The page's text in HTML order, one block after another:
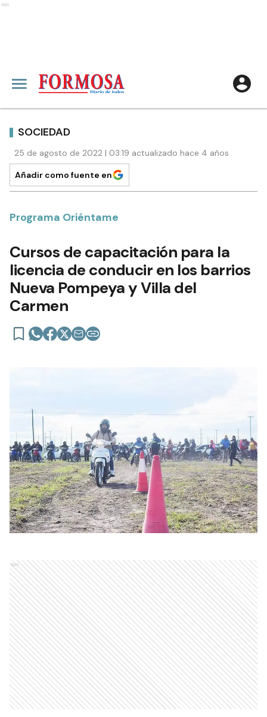
Ads
SOCIEDAD
25 de agosto de 2022 | 03:19 actualizado hace 4 años
Añadir como fuente en
Programa Oriéntame
Cursos de capacitación para la
licencia de conducir en los barrios
Nueva Pompeya y Villa del
Carmen
Ads